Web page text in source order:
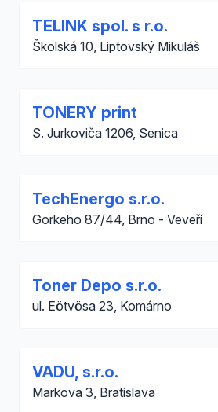
TELINK spol. s r.o.
Školská 10, Liptovský Mikuláš
TONERY print
S. Jurkoviča 1206, Senica
TechEnergo s.r.o.
Gorkeho 87/44, Brno - Veveří
Toner Depo s.r.o.
ul. Eötvösa 23, Komárno
VADU, s.r.o.
Markova 3, Bratislava